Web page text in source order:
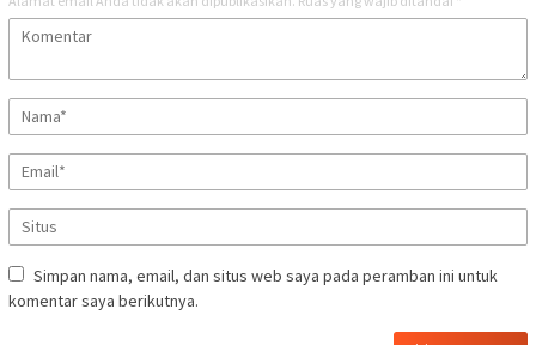
Simpan nama, email, dan situs web saya pada peramban ini untuk
komentar saya berikutnya.